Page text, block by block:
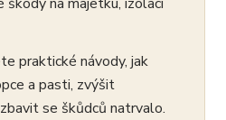
praktické návody, jak
a pasti, zvýšit
se škůdců natrvalo.